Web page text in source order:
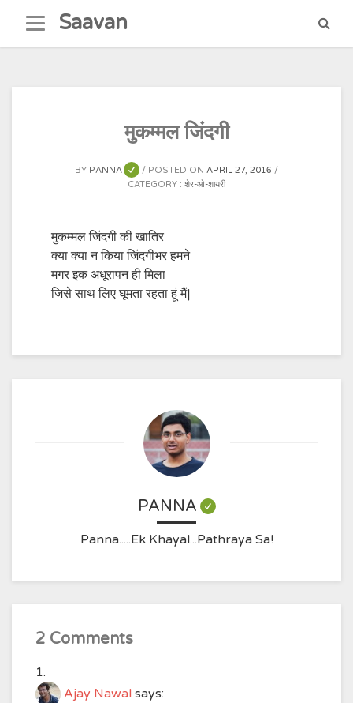
content
Saavan
मुकम्मल जिंदगी
BY PANNA POSTED ONAPRIL 27, 2016
CATEGORY : शेर-ओ-शायरी
मुकम्मल जिंदगी की खातिर
क्या क्या न किया जिंदगीभर हमने
मगर इक अधूरापन ही मिला
जिसे साथ लिए घूमता रहता हूं मैं|
PANNA
Panna.....Ek Khayal...Pathraya Sa!
2 Comments
Ajay Nawal says: